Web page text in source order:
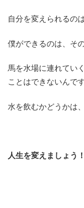
自分を変えられるの
僕ができるのは、そ
馬を水場に連れてい
ことはできないんです
水を飲むかどうかは
人生を変えましょう